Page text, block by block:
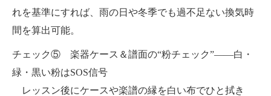
れを基準にすれば、雨の日や冬季でも過不足ない換気時
間を算出可能。
チェック⑤ 楽器ケース＆譜面の“粉チェック”——白・
緑・黒い粉はSOS信号
レッスン後にケースや楽譜の縁を白い布でひと拭き